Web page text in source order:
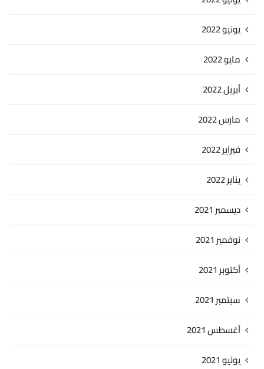
يونيو 2022
مايو 2022
أبريل 2022
مارس 2022
فبراير 2022
يناير 2022
ديسمبر 2021
نوفمبر 2021
أكتوبر 2021
سبتمبر 2021
أغسطس 2021
يوليو 2021